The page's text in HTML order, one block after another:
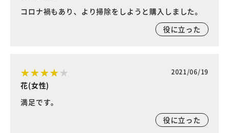
コロナ禍もあり、より掃除をしようと購入しました。
役に立った
2021/06/19
花(女性)
満足です。
役に立った